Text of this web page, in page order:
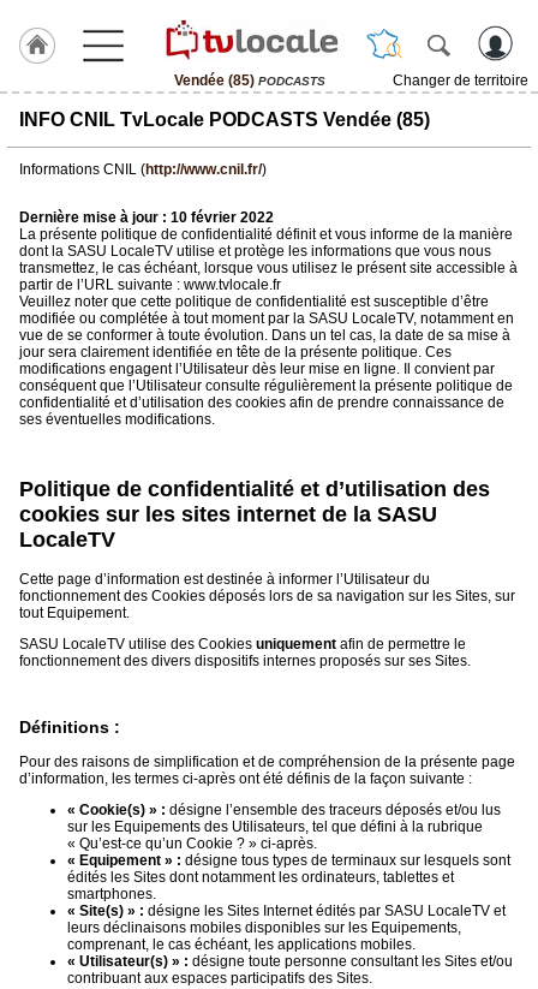
Vendée (85) PODCASTS
Changer de territoire
J'adhère
Hulcoq
Vendée
(85)
TvLocale
France
Accueil
RUBRIQUES
Gazette
Médias
du
groupe
annuaire
pro
INFO CNIL TvLocale PODCASTS Vendée (85)
Informations CNIL (http://www.cnil.fr/)
Dernière mise à jour : 10 février 2022
La présente politique de confidentialité définit et vous informe de la manière
dont la SASU LocaleTV utilise et protège les informations que vous nous
transmettez, le cas échéant, lorsque vous utilisez le présent site accessible à
partir de l’URL suivante : www.tvlocale.fr
Veuillez noter que cette politique de confidentialité est susceptible d’être
modifiée ou complétée à tout moment par la SASU LocaleTV, notamment en
vue de se conformer à toute évolution. Dans un tel cas, la date de sa mise à
jour sera clairement identifiée en tête de la présente politique. Ces
modifications engagent l’Utilisateur dès leur mise en ligne. Il convient par
conséquent que l’Utilisateur consulte régulièrement la présente politique de
confidentialité et d’utilisation des cookies afin de prendre connaissance de
ses éventuelles modifications.
Politique de confidentialité et d’utilisation des
cookies sur les sites internet de la SASU
LocaleTV
Cette page d’information est destinée à informer l’Utilisateur du
fonctionnement des Cookies déposés lors de sa navigation sur les Sites, sur
tout Equipement.
SASU LocaleTV utilise des Cookies uniquement afin de permettre le
fonctionnement des divers dispositifs internes proposés sur ses Sites.
Définitions :
Pour des raisons de simplification et de compréhension de la présente page
d’information, les termes ci-après ont été définis de la façon suivante :
« Cookie(s) » : désigne l’ensemble des traceurs déposés et/ou lus
sur les Equipements des Utilisateurs, tel que défini à la rubrique
« Qu’est-ce qu’un Cookie ? » ci-après.
« Equipement » : désigne tous types de terminaux sur lesquels sont
édités les Sites dont notamment les ordinateurs, tablettes et
smartphones.
« Site(s) » : désigne les Sites Internet édités par SASU LocaleTV et
leurs déclinaisons mobiles disponibles sur les Equipements,
comprenant, le cas échéant, les applications mobiles.
« Utilisateur(s) » : désigne toute personne consultant les Sites et/ou
contribuant aux espaces participatifs des Sites.